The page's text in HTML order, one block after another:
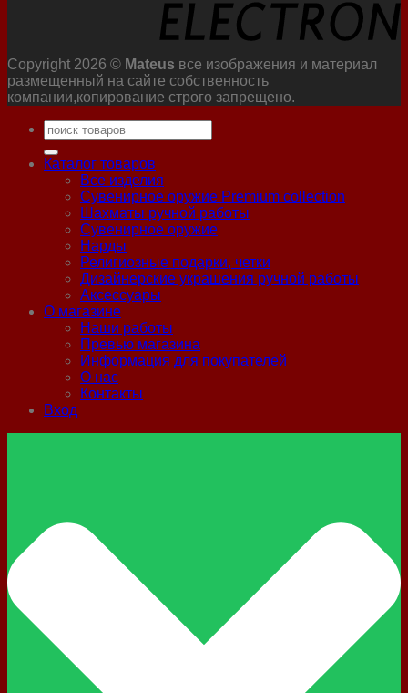
Copyright 2026 © Mateus все изображения и материал
размещенный на сайте собственность
компании,копирование строго запрещено.
Искать:
Каталог товаров
Все изделия
Сувенирное оружие Premium collection
Шахматы ручной работы
Сувенирное оружие
Нарды
Религиозные подарки, четки
Дизайнерские украшения ручной работы
Аксессуары
О магазине
Наши работы
Превью магазина
Информация для покупателей
О нас
Контакты
Вход